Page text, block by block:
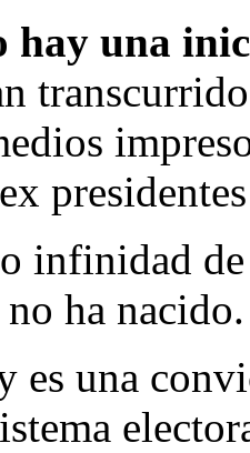
hay una
infinidad
ha nacido.
es una